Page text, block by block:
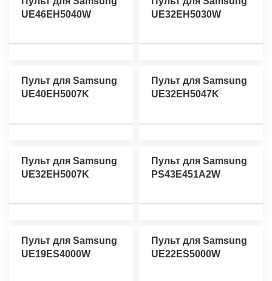
UE46EH5040W
UE32EH5030W
Пульт для Samsung
UE40EH5007K
Пульт для Samsung
UE32EH5047K
Пульт для Samsung
UE32EH5007K
Пульт для Samsung
PS43E451A2W
Пульт для Samsung
UE19ES4000W
Пульт для Samsung
UE22ES5000W